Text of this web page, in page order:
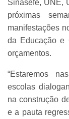
Sinasefe, UNE,
próximas
manifestações
da Educação e
orçamentos.
“Estaremos
escolas
na construção
e a pauta